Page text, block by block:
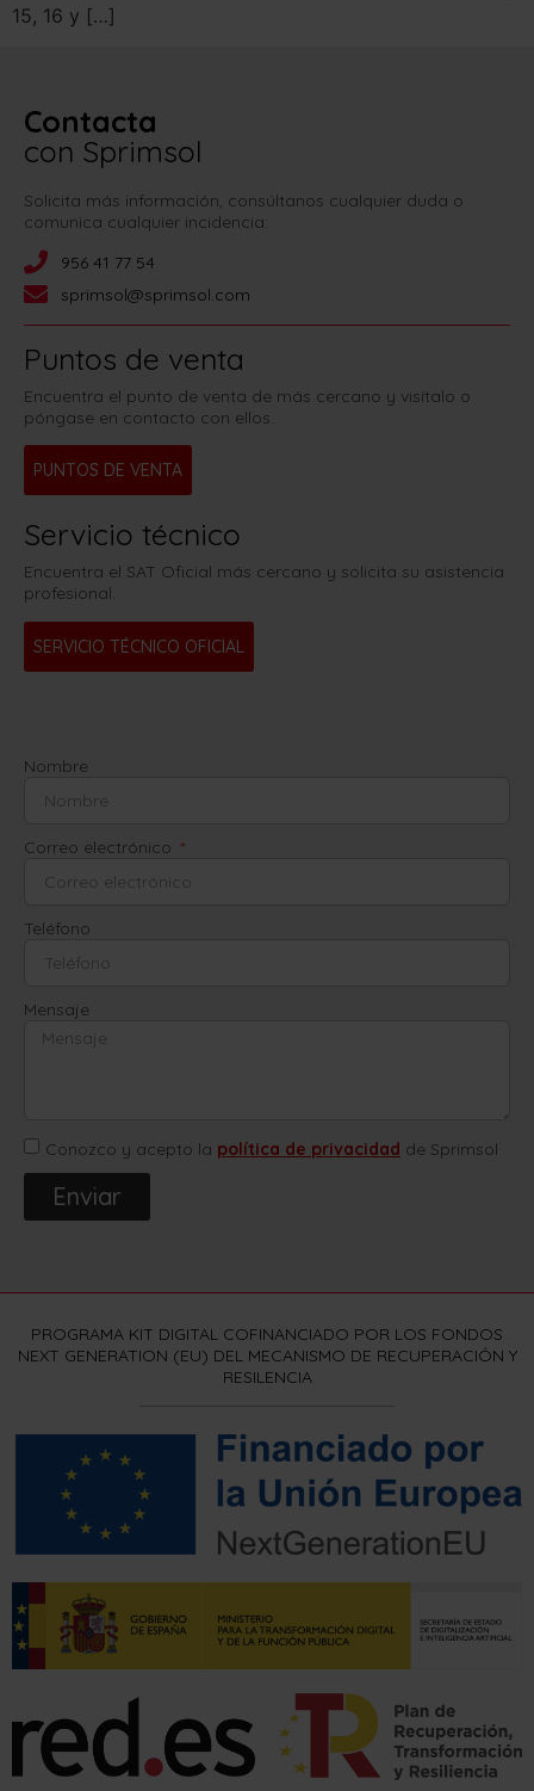
15, 16 y […]
Contacta
con Sprimsol
Solicita más información, consúltanos cualquier duda o
comunica cualquier incidencia:
956 41 77 54
sprimsol@sprimsol.com
Puntos de venta
Encuentra el punto de venta de más cercano y visítalo o
póngase en contacto con ellos.
PUNTOS DE VENTA
Servicio técnico
Encuentra el SAT Oficial más cercano y solicita su asistencia
profesional.
SERVICIO TÉCNICO OFICIAL
Nombre
Correo electrónico
Teléfono
Mensaje
Conozco y acepto la política de privacidad de Sprimsol
Enviar
PROGRAMA KIT DIGITAL COFINANCIADO POR LOS FONDOS
NEXT GENERATION (EU) DEL MECANISMO DE RECUPERACIÓN Y
RESILENCIA